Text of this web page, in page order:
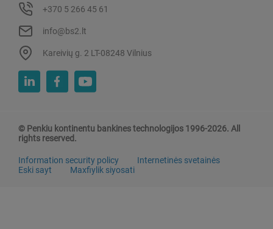
+370 5 266 45 61
info@bs2.lt
Kareivių g. 2 LT-08248 Vilnius
© Penkiu kontinentu bankines technologijos 1996-2026. All
rights reserved.
Information security policy
Internetinės svetainės
Eski sayt
Maxfiylik siyosati